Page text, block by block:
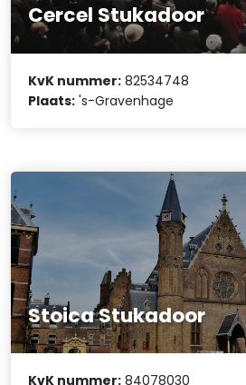
Cercel Stukadoor
KvK nummer: 82534748
Plaats: 's-Gravenhage
Stoica Stukadoor
KvK nummer: 84078030